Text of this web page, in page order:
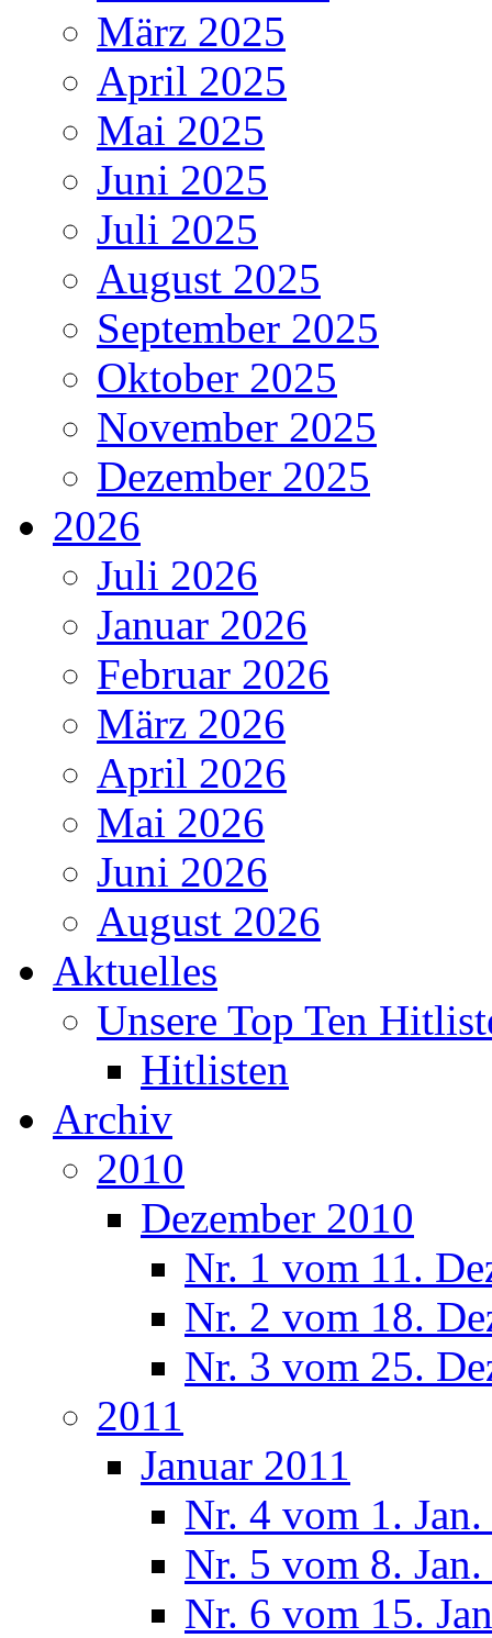
März 2025
April 2025
Mai 2025
Juni 2025
Juli 2025
August 2025
September 2025
Oktober 2025
November 2025
Dezember 2025
2026
Juli 2026
Januar 2026
Februar 2026
März 2026
April 2026
Mai 2026
Juni 2026
August 2026
Aktuelles
Unsere Top Ten
Hitlisten
Archiv
2010
Dezember 2010
Nr. 1 vom 11.
Nr. 2 vom 18.
Nr. 3 vom 25.
2011
Januar 2011
Nr. 4 vom 1.
Nr. 5 vom 8.
Nr. 6 vom 15.